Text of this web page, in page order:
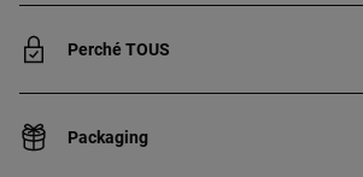
Perché TOUS
Packaging